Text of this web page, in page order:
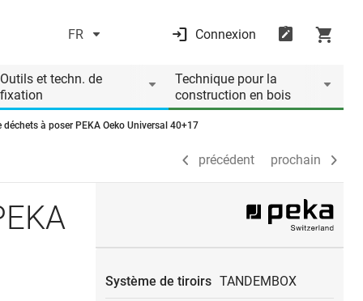
FR Connexion
Outils et techn. de
fixation
Technique pour la
construction en bois
déchets à poser PEKA Oeko Universal 40+17
précédent prochain
précédent prochain
Système de tiroirs TANDEMBOX